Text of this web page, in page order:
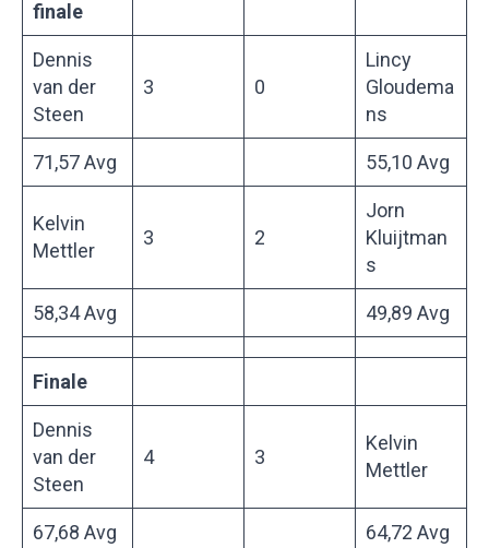
finale
Dennis
van der
Steen
3 0
Lincy
Gloudema
ns
71,57 Avg 55,10 Avg
Kelvin
Mettler
3 2
Jorn
Kluijtman
s
58,34 Avg 49,89 Avg
Finale
Dennis
van der
Steen
4 3
Kelvin
Mettler
67,68 Avg 64,72 Avg